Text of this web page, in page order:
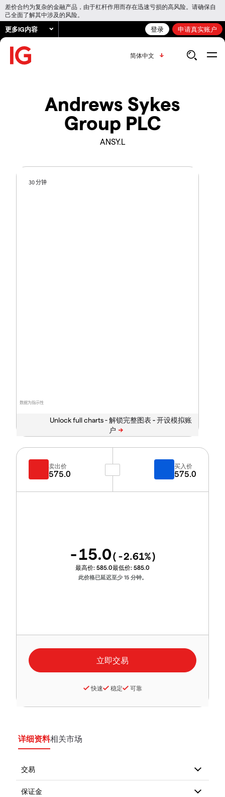
差价合约为复杂的金融产品，由于杠杆作用而存在迅速亏损的高风险。请确保自
己全面了解其中涉及的风险。
更多IG内容 登录 申请真实账户
简体中文
Andrews Sykes
Group PLC
ANSY.L
数据为指示性
30 分钟
Unlock full charts -
卖出价
575.0
买入价
575.0
-15.0( -2.61%)
最高价: 585.0最低价: 585.0
此价格已延迟至少 15 分钟。
快速 稳定 可靠
详细资料相关市场